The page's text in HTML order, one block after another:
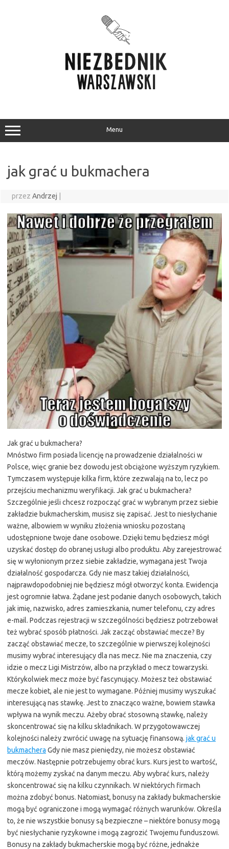
Menu
jak grać u bukmachera
przez Andrzej
Jak grać u bukmachera?
Mnóstwo firm posiada licencję na prowadzenie działalności w
Polsce, więc granie bez dowodu jest obciążone wyższym ryzykiem.
Tymczasem występuje kilka firm, które zezwalają na to, lecz po
przejściu mechanizmu weryfikacji. Jak grać u bukmachera?
Szczególnie jeśli chcesz rozpocząć grać w wybranym przez siebie
zakładzie bukmacherskim, musisz się zapisać. Jest to niesłychanie
ważne, albowiem w wyniku złożenia wniosku pozostaną
udostępnione twoje dane osobowe. Dzięki temu będziesz mógł
uzyskać dostęp do obranej usługi albo produktu. Aby zarejestrować
się w wyłonionym przez siebie zakładzie, wymagana jest Twoja
działalność gospodarcza. Gdy nie masz takiej działalności,
najprawdopodobniej nie będziesz mógł otworzyć konta. Ewidencja
jest ogromnie łatwa. Żądane jest podanie danych osobowych, takich
jak imię, nazwisko, adres zamieszkania, numer telefonu, czy adres
e-mail. Podczas rejestracji w szczególności będziesz potrzebował
też wybrać sposób płatności. Jak zacząć obstawiać mecze? By
zacząć obstawiać mecze, to szczególnie w pierwszej kolejności
musimy wybrać interesujący dla nas mecz. Nie ma znaczenia, czy
idzie o mecz Ligi Mistrzów, albo na przykład o mecz towarzyski.
Którykolwiek mecz może być fascynujący. Możesz też obstawiać
mecze kobiet, ale nie jest to wymagane. Później musimy wyszukać
interesującą nas stawkę. Jest to znacząco ważne, bowiem stawka
wpływa na wynik meczu. Ażeby obrać stosowną stawkę, należy
skoncentrować się na kilku składnikach. W przygotowawczej
kolejności należy zwrócić uwagę na sytuację finansową. jak grać u
bukmachera Gdy nie masz pieniędzy, nie możesz obstawiać
meczów. Następnie potrzebujemy obrać kurs. Kurs jest to wartość,
którą możemy zyskać na danym meczu. Aby wybrać kurs, należy
skoncentrować się na kilku czynnikach. W niektórych firmach
można zdobyć bonus. Natomiast, bonusy na zakłady bukmacherskie
mogą być ograniczone i mogą wymagać różnych warunków. Określa
to, że nie wszystkie bonusy są bezpieczne – niektóre bonusy mogą
być niesłychanie ryzykowne i mogą zagrozić Twojemu funduszowi.
Bonusy na zakłady bukmacherskie mogą być różne, jednakże